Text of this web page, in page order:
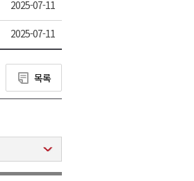
2025-07-11
2025-07-11
목록